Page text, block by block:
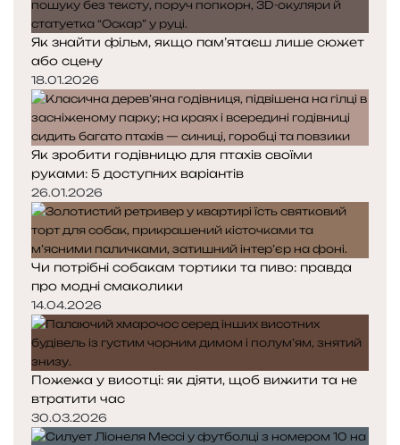
Як знайти фільм, якщо пам’ятаєш лише сюжет
або сцену
18.01.2026
Як зробити годівницю для птахів своїми
руками: 5 доступних варіантів
26.01.2026
Чи потрібні собакам тортики та пиво: правда
про модні смаколики
14.04.2026
Пожежа у висотці: як діяти, щоб вижити та не
втратити час
30.03.2026